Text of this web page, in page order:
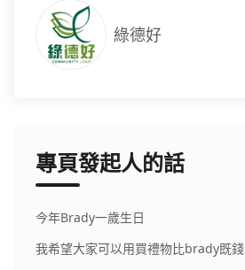
綠德好
專頁發起人的話
今年Brady一歲生日
我希望大家可以用買禮物比brady既錢